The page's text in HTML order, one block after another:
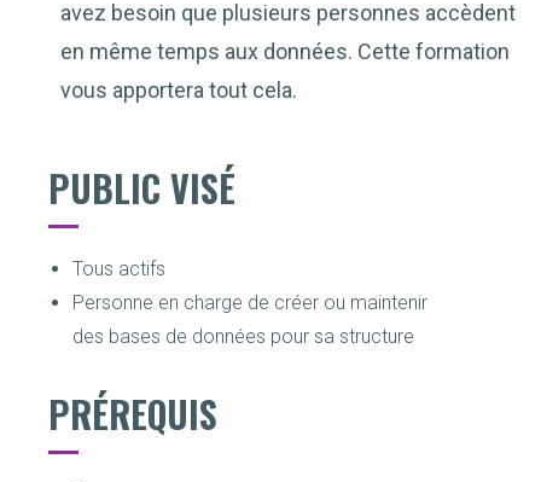
avez besoin que plusieurs personnes accèdent
en même temps aux données. Cette formation
vous apportera tout cela.
PUBLIC VISÉ
Tous actifs
Personne en charge de créer ou maintenir
des bases de données pour sa structure
PRÉREQUIS